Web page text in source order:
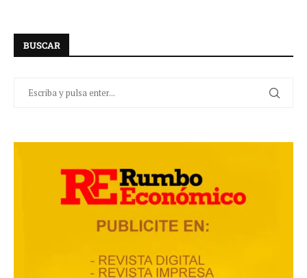
BUSCAR